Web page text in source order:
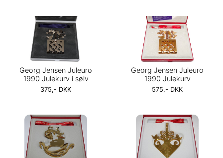
Georg Jensen Juleuro
1990 Julekurv i sølv
375,- DKK
Georg Jensen Juleuro
1990 Julekurv
575,- DKK